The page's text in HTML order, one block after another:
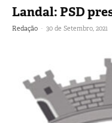
Landal: PSD
Redação - 30 de Setembro, 2021